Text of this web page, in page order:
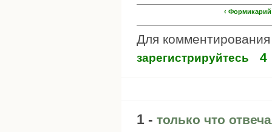
‹
Для
зарегистрируйтесь 4
1 - только что